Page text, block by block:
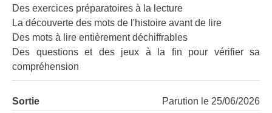
Des exercices préparatoires à la lecture
La découverte des mots de l'histoire avant de lire
Des mots à lire entièrement déchiffrables
Des questions et des jeux à la fin pour vérifier sa
compréhension
Sortie
Parution le 25/06/2026